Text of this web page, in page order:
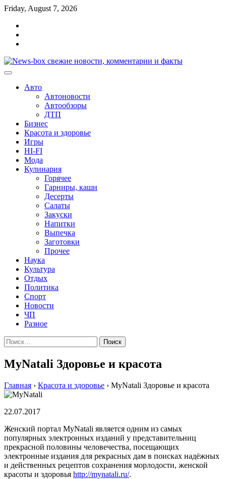
Перейти
содержимому
Friday, August 7, 2026
Авто
Автоновости
Автообзоры
ДТП
Бизнес
Красота и здоровье
Игры
HI-FI
Мода
Кулинария
Горячее
Гарниры, каши
Десерты
Салаты
Закуски
Напитки
Выпечка
Заготовки
Прочее
Наука
Культура
Отдых
Политика
Спорт
Новости
ЧП
Разное
Найти:
MyNatali Здоровье и красота
Главная › Красота и здоровье › MyNatali Здоровье и красота
22.07.2017
Женский портал MyNatali является одним из самых
популярных электронных изданий у представительниц
прекрасной половины человечества, посещающих
электронные издания для рекрасных дам в поисках надёжных
и действенных рецептов сохранения морлодости, женской
красоты и здоровья http://mynatali.ru/.